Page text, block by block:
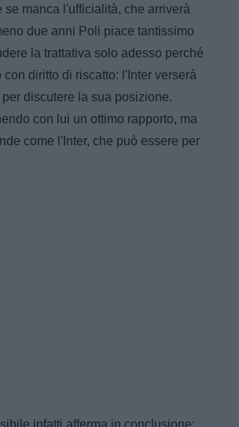
manca l'ufficialità, che arriverà
due anni Poli piace tantissimo
la trattativa solo adesso perché
diritto di riscatto: l'Inter verserà
discutere la sua posizione.
con lui un ottimo rapporto, ma
come l'Inter, che può essere per